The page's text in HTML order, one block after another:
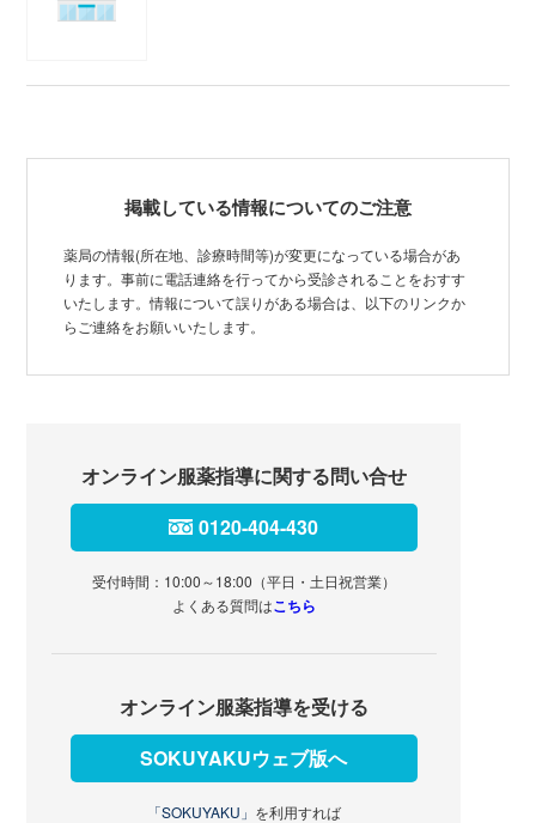
掲載している情報についてのご注意
薬局の情報(所在地、診療時間等)が変更になっている場合があ
ります。事前に電話連絡を行ってから受診されることをおすす
いたします。情報について誤りがある場合は、以下のリンクか
らご連絡をお願いいたします。
オンライン服薬指導に関する問い合せ
0120-404-430
受付時間：10:00～18:00（平日・土日祝営業）
よくある質問はこちら
オンライン服薬指導を受ける
SOKUYAKUウェブ版へ
「SOKUYAKU」 を利用すれば